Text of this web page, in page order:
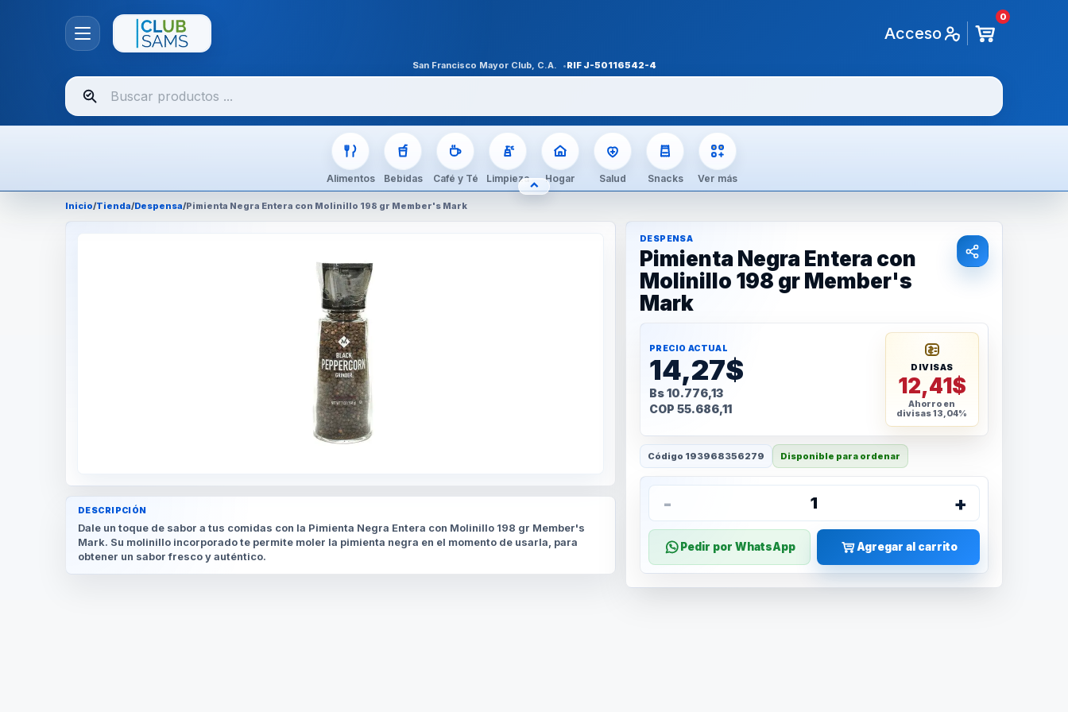
Acceso
0
San Francisco Mayor Club, C.A. RIF J-50116542-4
Buscar
productos
Alimentos Bebidas Café y Té Limpieza Hogar Salud Snacks Ver más
⌃OCULTAR CATEGORÍAS
Inicio/Tienda/Despensa/Pimienta Negra Entera con Molinillo 198 gr Member's Mark
DESCRIPCIÓN
Dale un toque de sabor a tus comidas con la Pimienta Negra Entera con Molinillo 198 gr Member's
Mark. Su molinillo incorporado te permite moler la pimienta negra en el momento de usarla, para
obtener un sabor fresco y auténtico.
DESPENSA
Pimienta Negra Entera con
Molinillo 198 gr Member's
Mark
PRECIO ACTUAL
14,27$
Bs 10.776,13
COP 55.686,11
DIVISAS
12,41$
Ahorro en
divisas13,04%
Código 193968356279 Disponible para ordenar
- 1 +
Pedir por WhatsApp Agregar al carrito